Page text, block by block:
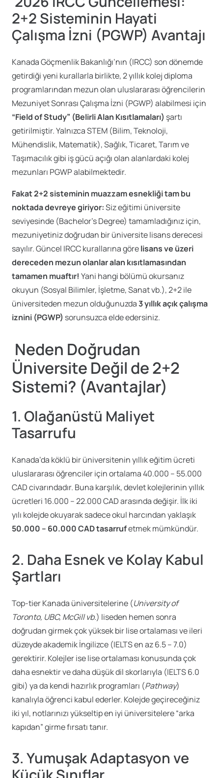
2+2 Sisteminin Hayati
Çalışma İzni (PGWP) Avantajı
Kanada Göçmenlik Bakanlığı’nın (IRCC) son dönemde
getirdiği yeni kurallarla birlikte, 2 yıllık kolej diploma
programlarından mezun olan uluslararası öğrencilerin
Mezuniyet Sonrası Çalışma İzni (PGWP) alabilmesi için
“Field of Study” (Belirli Alan Kısıtlamaları) şartı
getirilmiştir. Yalnızca STEM (Bilim, Teknoloji,
Mühendislik, Matematik), Sağlık, Ticaret, Tarım ve
Taşımacılık gibi iş gücü açığı olan alanlardaki kolej
mezunları PGWP alabilmektedir.
Fakat 2+2 sisteminin muazzam esnekliği tam bu
noktada devreye giriyor:Siz eğitimi üniversite
seviyesinde (Bachelor’s Degree) tamamladığınız için,
mezuniyetiniz doğrudan bir üniversite lisans derecesi
sayılır. Güncel IRCC kurallarına görelisans ve üzeri
dereceden mezun olanlar alan kısıtlamasından
tamamen muaftır! Yani hangi bölümü okursanız
okuyun (Sosyal Bilimler, İşletme, Sanat vb.), 2+2 ile
üniversiteden mezun olduğunuzda3 yıllık açık çalışma
iznini (PGWP) sorunsuzca elde edersiniz.
Neden Doğrudan
Üniversite Değil de 2+2
Sistemi? (Avantajlar)
1. Olağanüstü Maliyet
Tasarrufu
Kanada’da köklü bir üniversitenin yıllık eğitim ücreti
uluslararası öğrenciler için ortalama 40.000 – 55.000
CAD civarındadır. Buna karşılık, devlet kolejlerinin yıllık
ücretleri 16.000 – 22.000 CAD arasında değişir. İlk iki
yılı kolejde okuyarak sadece okul harcından yaklaşık
50.000 – 60.000 CAD tasarrufetmek mümkündür.
2. Daha Esnek ve Kolay Kabul
Şartları
Top-tier Kanada üniversitelerine (University of
Toronto, UBC, McGill vb.) liseden hemen sonra
doğrudan girmek çok yüksek bir lise ortalaması ve ileri
düzeyde akademik İngilizce (IELTS en az 6.5 – 7.0)
gerektirir. Kolejler ise lise ortalaması konusunda çok
daha esnektir ve daha düşük dil skorlarıyla (IELTS 6.0
gibi) ya da kendi hazırlık programları (Pathway)
kanalıyla öğrenci kabul ederler. Kolejde geçireceğiniz
iki yıl, notlarınızı yükseltip en iyi üniversitelere “arka
kapıdan” girme fırsatı tanır.
3. Yumuşak Adaptasyon ve